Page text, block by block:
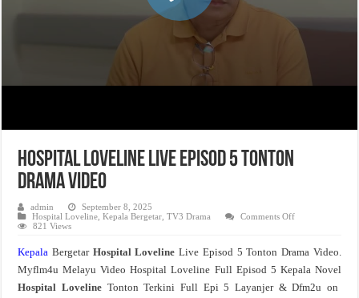
Hospital Loveline Live Episod 5 Tonton
Drama Video
admin
September 8, 2025
Hospital Loveline ,Kepala Bergetar ,TV3 Drama Comments Offon
Episod
Tonton
Drama
Video
821 Views
Kepala Bergetar Hospital LovelineLive Episod 5 Tonton Drama Video.
Myflm4u Melayu Video Hospital Loveline Full Episod 5 Kepala Novel
Hospital Loveline Tonton Terkini Full Epi 5 Layanjer & Dfm2u on